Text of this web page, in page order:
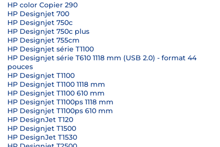
HP color Copier 290
HP Designjet 700
HP Designjet 750c
HP Designjet 750c plus
HP Designjet 755cm
HP Designjet série T1100
HP Designjet série T610 1118 mm (USB 2.0) - format 44
pouces
HP Designjet T1100
HP Designjet T1100 1118 mm
HP Designjet T1100 610 mm
HP Designjet T1100ps 1118 mm
HP Designjet T1100ps 610 mm
HP DesignJet T120
HP Designjet T1500
HP DesignJet T1530